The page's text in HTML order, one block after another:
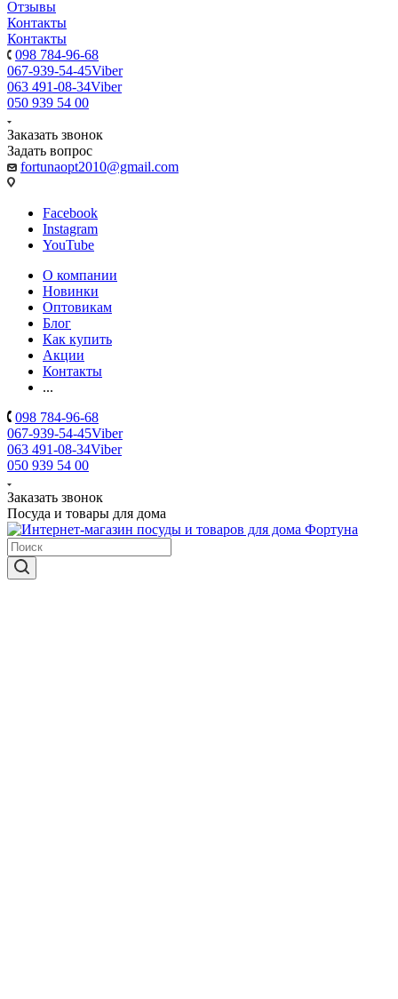
Отзывы
Контакты
Контакты
098 784-96-68
067-939-54-45Viber
063 491-08-34Viber
050 939 54 00
Заказать звонок
Задать вопрос
fortunaopt2010@gmail.com
Facebook
Instagram
YouTube
О компании
Новинки
Оптовикам
Блог
Как купить
Акции
Контакты
...
098 784-96-68
067-939-54-45Viber
063 491-08-34Viber
050 939 54 00
Заказать звонок
Посуда и товары для дома